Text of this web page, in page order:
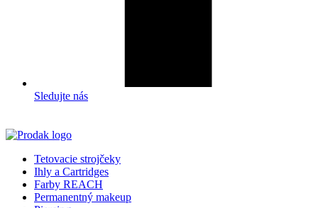
Sledujte nás
Tetovacie strojčeky
Ihly a Cartridges
Farby REACH
Permanentný makeup